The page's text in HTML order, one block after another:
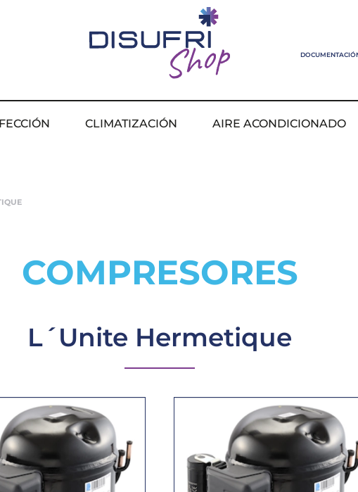
CLIMATIZACIÓN AIRE ACONDICIONADO
COMPRESORES
L´Unite Hermetique